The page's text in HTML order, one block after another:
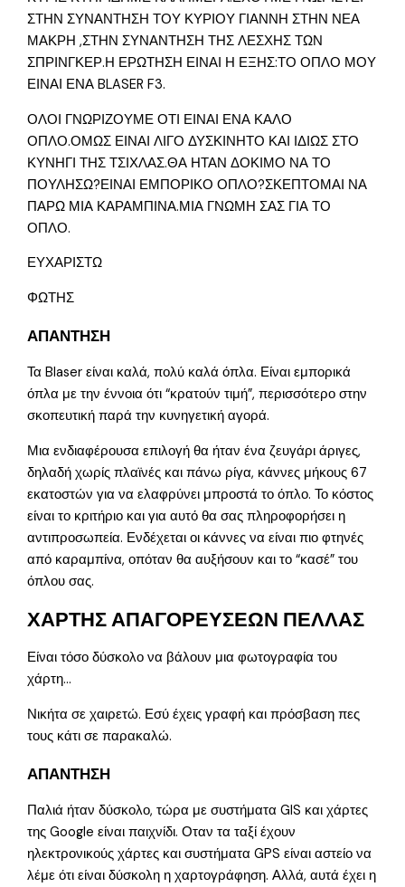
ΣΤΗΝ ΣΥΝΑΝΤΗΣΗ ΤΟΥ ΚΥΡΙΟΥ ΓΙΑΝΝΗ ΣΤΗΝ ΝΕΑ
ΜΑΚΡΗ ,ΣΤΗΝ ΣΥΝΑΝΤΗΣΗ ΤΗΣ ΛΕΣΧΗΣ ΤΩΝ
ΣΠΡΙΝΓΚΕΡ.Η ΕΡΩΤΗΣΗ ΕΙΝΑΙ Η ΕΞΗΣ:ΤΟ ΟΠΛΟ ΜΟΥ
ΕΙΝΑΙ ΕΝΑ BLASER F3.
ΟΛΟΙ ΓΝΩΡΙΖΟΥΜΕ ΟΤΙ ΕΙΝΑΙ ΕΝΑ ΚΑΛΟ
ΟΠΛΟ.ΟΜΩΣ ΕΙΝΑΙ ΛΙΓΟ ΔΥΣΚΙΝΗΤΟ ΚΑΙ ΙΔΙΩΣ ΣΤΟ
ΚΥΝΗΓΙ ΤΗΣ ΤΣΙΧΛΑΣ.ΘΑ ΗΤΑΝ ΔΟΚΙΜΟ ΝΑ ΤΟ
ΠΟΥΛΗΣΩ?ΕΙΝΑΙ ΕΜΠΟΡΙΚΟ ΟΠΛΟ?ΣΚΕΠΤΟΜΑΙ ΝΑ
ΠΑΡΩ ΜΙΑ ΚΑΡΑΜΠΙΝΑ.ΜΙΑ ΓΝΩΜΗ ΣΑΣ ΓΙΑ ΤΟ
ΟΠΛΟ.
ΕΥΧΑΡΙΣΤΩ
ΦΩΤΗΣ
ΑΠΑΝΤΗΣΗ
Τα Blaser είναι καλά, πολύ καλά όπλα. Είναι εμπορικά
όπλα με την έννοια ότι “κρατούν τιμή”, περισσότερο στην
σκοπευτική παρά την κυνηγετική αγορά.
Μια ενδιαφέρουσα επιλογή θα ήταν ένα ζευγάρι άριγες,
δηλαδή χωρίς πλαϊνές και πάνω ρίγα, κάννες μήκους 67
εκατοστών για να ελαφρύνει μπροστά το όπλο. Το κόστος
είναι το κριτήριο και για αυτό θα σας πληροφορήσει η
αντιπροσωπεία. Ενδέχεται οι κάννες να είναι πιο φτηνές
από καραμπίνα, οπόταν θα αυξήσουν και το “κασέ” του
όπλου σας.
ΧΑΡΤΗΣ ΑΠΑΓΟΡΕΥΣΕΩΝ ΠΕΛΛΑΣ
Είναι τόσο δύσκολο να βάλουν μια φωτογραφία του
χάρτη…
Νικήτα σε χαιρετώ. Εσύ έχεις γραφή και πρόσβαση πες
τους κάτι σε παρακαλώ.
ΑΠΑΝΤΗΣΗ
Παλιά ήταν δύσκολο, τώρα με συστήματα GIS και χάρτες
της Google είναι παιχνίδι. Οταν τα ταξί έχουν
ηλεκτρονικούς χάρτες και συστήματα GPS είναι αστείο να
λέμε ότι είναι δύσκολη η χαρτογράφηση. Αλλά, αυτά έχει η